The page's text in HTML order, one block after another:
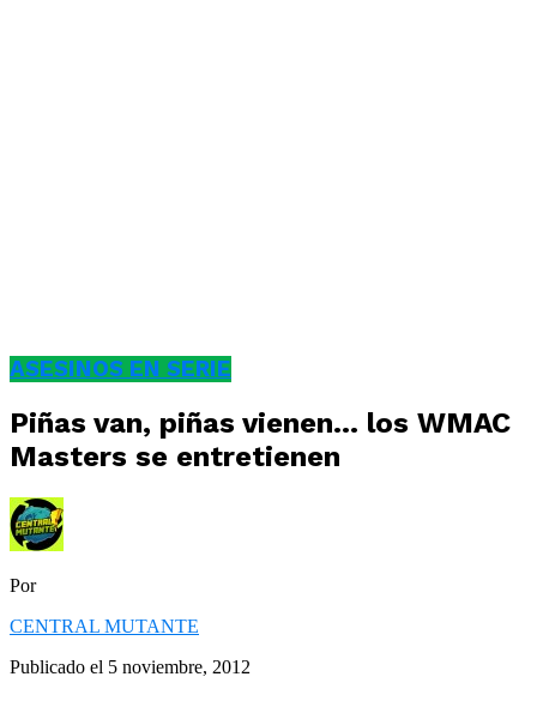
ASESINOS EN SERIE
Piñas van, piñas vienen… los WMAC
Masters se entretienen
Por
CENTRAL MUTANTE
Publicado el 5 noviembre, 2012